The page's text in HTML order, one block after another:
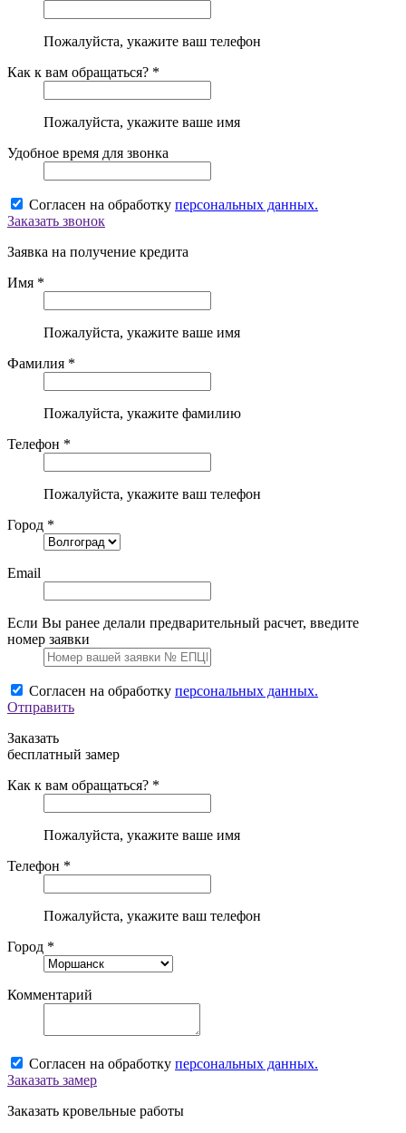
Пожалуйста, укажите ваш телефон
Как к вам обращаться? *
Пожалуйста, укажите ваше имя
Удобное время для звонка
Согласен на обработку персональных данных.
Заказать звонок
Заявка на получение кредита
Имя *
Пожалуйста, укажите ваше имя
Фамилия *
Пожалуйста, укажите фамилию
Телефон *
Пожалуйста, укажите ваш телефон
Город *
Email
Если Вы ранее делали предварительный расчет, введите
номер заявки
Согласен на обработку персональных данных.
Отправить
Заказать
бесплатный замер
Как к вам обращаться? *
Пожалуйста, укажите ваше имя
Телефон *
Пожалуйста, укажите ваш телефон
Город *
Комментарий
Согласен на обработку персональных данных.
Заказать замер
Заказать кровельные работы